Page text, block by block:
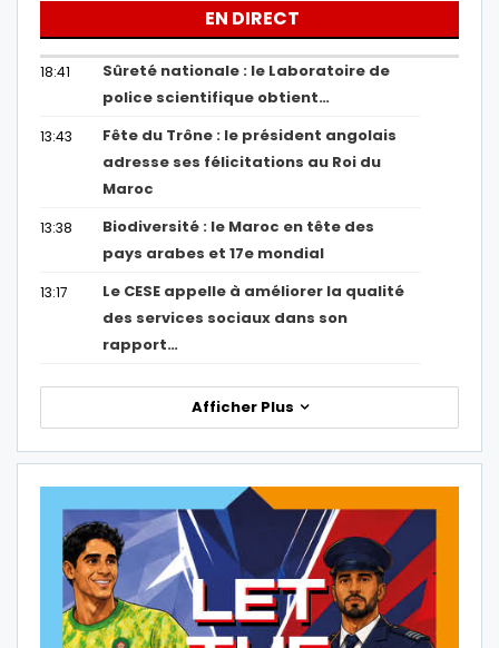
EN DIRECT
18:41
Sûreté nationale : le Laboratoire de
police scientifique obtient…
13:43
Fête du Trône : le président angolais
adresse ses félicitations au Roi du
Maroc
13:38
Biodiversité : le Maroc en tête des
pays arabes et 17e mondial
13:17
Le CESE appelle à améliorer la qualité
des services sociaux dans son
rapport…
Afficher Plus